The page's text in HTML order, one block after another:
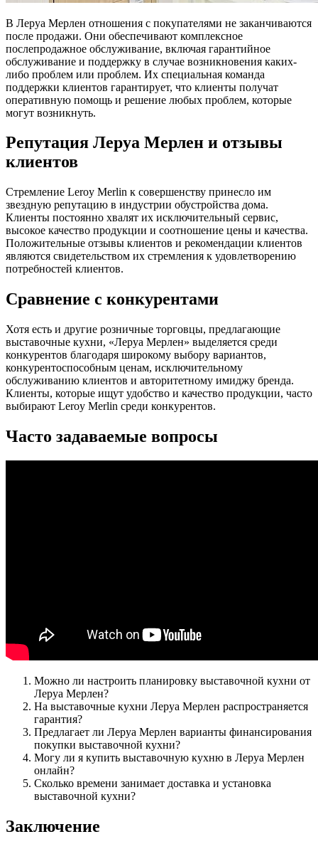
В Леруа Мерлен отношения с покупателями не заканчиваются
после продажи. Они обеспечивают комплексное
послепродажное обслуживание, включая гарантийное
обслуживание и поддержку в случае возникновения каких-
либо проблем или проблем. Их специальная команда
поддержки клиентов гарантирует, что клиенты получат
оперативную помощь и решение любых проблем, которые
могут возникнуть.
Репутация Леруа Мерлен и отзывы
клиентов
Стремление Leroy Merlin к совершенству принесло им
звездную репутацию в индустрии обустройства дома.
Клиенты постоянно хвалят их исключительный сервис,
высокое качество продукции и соотношение цены и качества.
Положительные отзывы клиентов и рекомендации клиентов
являются свидетельством их стремления к удовлетворению
потребностей клиентов.
Сравнение с конкурентами
Хотя есть и другие розничные торговцы, предлагающие
выставочные кухни, «Леруа Мерлен» выделяется среди
конкурентов благодаря широкому выбору вариантов,
конкурентоспособным ценам, исключительному
обслуживанию клиентов и авторитетному имиджу бренда.
Клиенты, которые ищут удобство и качество продукции, часто
выбирают Leroy Merlin среди конкурентов.
Часто задаваемые вопросы
Можно ли настроить планировку выставочной кухни от
Леруа Мерлен?
На выставочные кухни Леруа Мерлен распространяется
гарантия?
Предлагает ли Леруа Мерлен варианты финансирования
покупки выставочной кухни?
Могу ли я купить выставочную кухню в Леруа Мерлен
онлайн?
Сколько времени занимает доставка и установка
выставочной кухни?
Заключение